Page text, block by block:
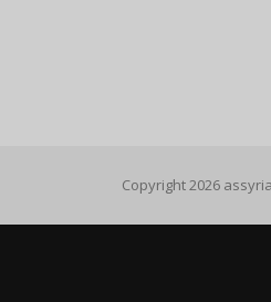
Copyright 2026